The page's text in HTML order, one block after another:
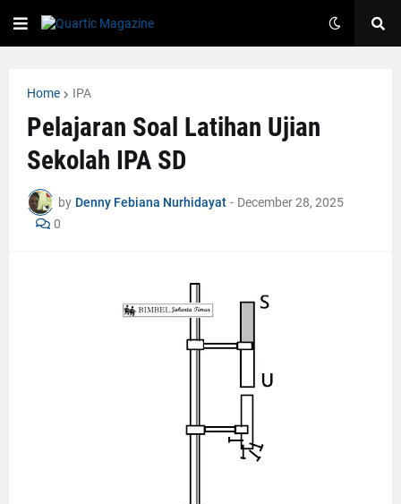
Home IPA
Pelajaran Soal Latihan Ujian
Sekolah IPA SD
by Denny Febiana Nurhidayat - December 28, 2025
0